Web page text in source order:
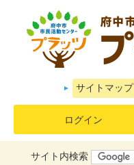
サイトマップ
ログイン
サイト内検索